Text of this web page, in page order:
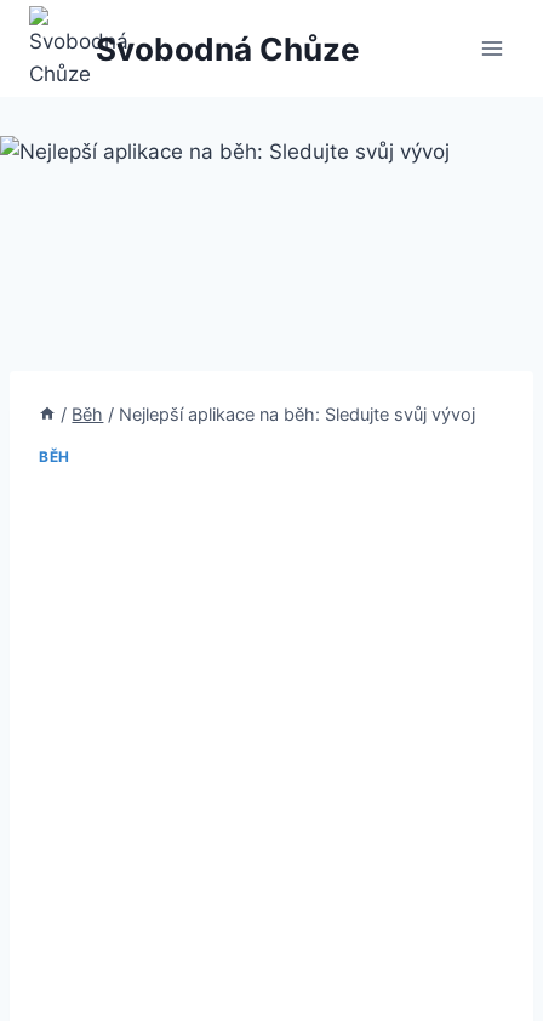
Přeskočit
obsah
Svobodná Chůze
/ Běh / Nejlepší aplikace na běh: Sledujte svůj vývoj
BĚH